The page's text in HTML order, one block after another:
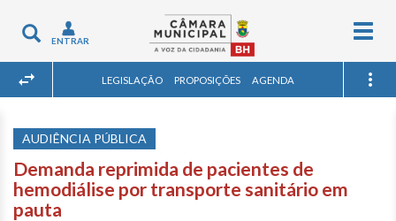
Toggle
navigation
ENTRAR
LEGISLAÇÃO PROPOSIÇÕES AGENDA
AUDIÊNCIA PÚBLICA
Demanda reprimida de pacientes de
hemodiálise por transporte sanitário em
pauta